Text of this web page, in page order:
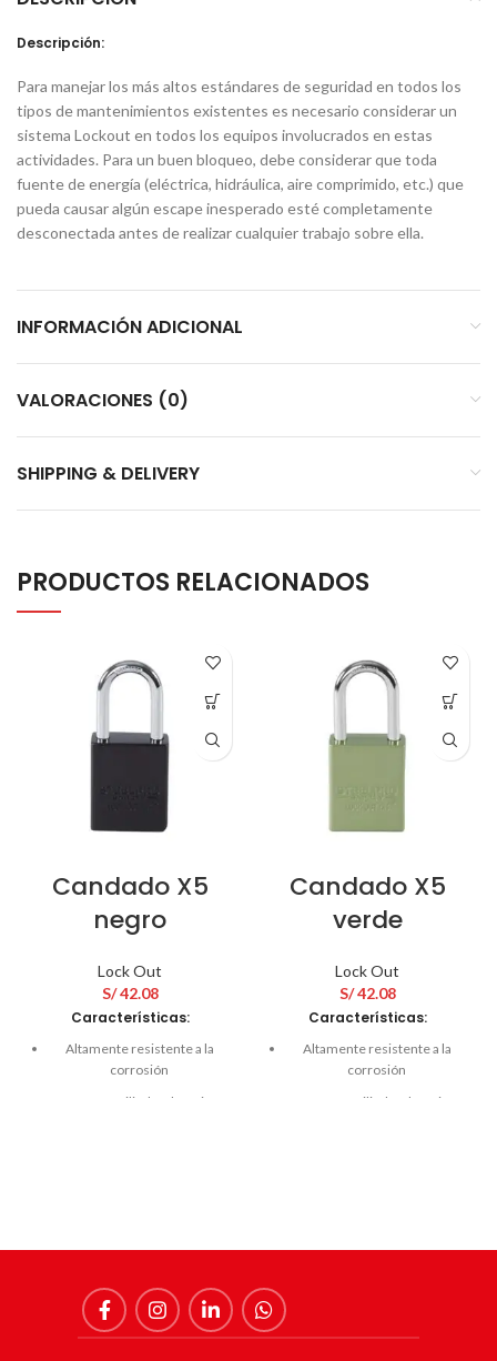
Descripción:
Para manejar los más altos estándares de seguridad en todos los
tipos de mantenimientos existentes es necesario considerar un
sistema Lockout en todos los equipos involucrados en estas
actividades. Para un buen bloqueo, debe considerar que toda
fuente de energía (eléctrica, hidráulica, aire comprimido, etc.) que
pueda causar algún escape inesperado esté completamente
desconectada antes de realizar cualquier trabajo sobre ella.
INFORMACIÓN ADICIONAL
VALORACIONES (0)
SHIPPING & DELIVERY
PRODUCTOS RELACIONADOS
Candado X5
negro
Lock Out
S/42.08
Características:
Altamente resistente a la
corrosión
Posee un cilindro de 6 pins
Candado X5
verde
Lock Out
S/42.08
Características:
Altamente resistente a la
corrosión
Posee un cilindro de 6 pins